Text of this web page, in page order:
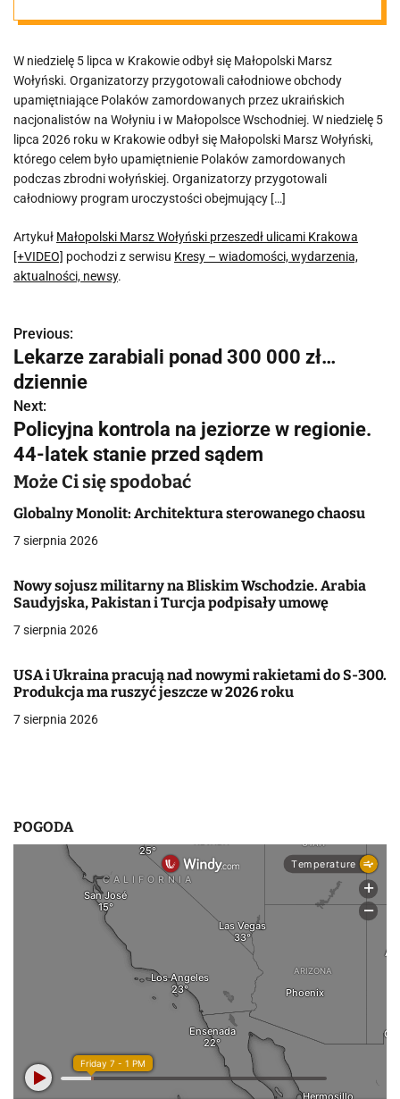
Krakowa
[+VIDEO]
W niedzielę 5 lipca w Krakowie odbył się Małopolski Marsz
Wołyński. Organizatorzy przygotowali całodniowe obchody
upamiętniające Polaków zamordowanych przez ukraińskich
nacjonalistów na Wołyniu i w Małopolsce Wschodniej. W niedzielę 5
lipca 2026 roku w Krakowie odbył się Małopolski Marsz Wołyński,
którego celem było upamiętnienie Polaków zamordowanych
podczas zbrodni wołyńskiej. Organizatorzy przygotowali
całodniowy program uroczystości obejmujący […]
Artykuł Małopolski Marsz Wołyński przeszedł ulicami Krakowa
[+VIDEO] pochodzi z serwisu Kresy – wiadomości, wydarzenia,
aktualności, newsy.
N
a
w
i
g
a
c
j
a
p
i
Previous:
Lekarze zarabiali ponad 300 000 zł…
dziennie
Next:
Policyjna kontrola na jeziorze w regionie.
44-latek stanie przed sądem
Może Ci się spodobać
Globalny Monolit: Architektura sterowanego chaosu
7 sierpnia 2026
Nowy sojusz militarny na Bliskim Wschodzie. Arabia
Saudyjska, Pakistan i Turcja podpisały umowę
7 sierpnia 2026
USA i Ukraina pracują nad nowymi rakietami do S-300.
Produkcja ma ruszyć jeszcze w 2026 roku
7 sierpnia 2026
POGODA